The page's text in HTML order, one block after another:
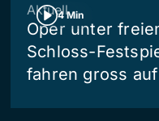
4 Min
Aktuell
Oper unter
Schloss-
fahren gross auf